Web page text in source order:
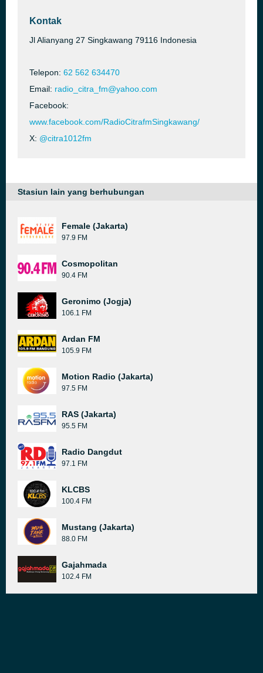
Kontak
Jl Alianyang 27 Singkawang 79116 Indonesia
Telepon: 62 562 634470
Email: radio_citra_fm@yahoo.com
Facebook:
www.facebook.com/RadioCitrafmSingkawang/
X: @citra1012fm
Stasiun lain yang berhubungan
Female (Jakarta)
97.9 FM
Cosmopolitan
90.4 FM
Geronimo (Jogja)
106.1 FM
Ardan FM
105.9 FM
Motion Radio (Jakarta)
97.5 FM
RAS (Jakarta)
95.5 FM
Radio Dangdut
97.1 FM
KLCBS
100.4 FM
Mustang (Jakarta)
88.0 FM
Gajahmada
102.4 FM